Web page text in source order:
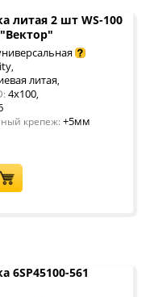
литая 2 шт WS-100
,
литая,
4x100,
крепеж: +5мм
6SP45100-561